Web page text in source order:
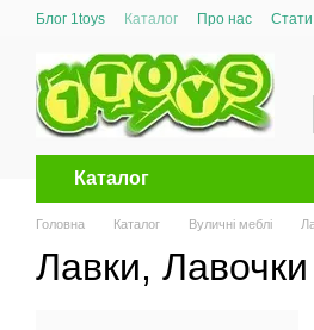
Перейти до основного контенту
Блог 1toys Каталог Про нас
Каталог
Головна Каталог Вуличні меблі
Лавки, Лавочки